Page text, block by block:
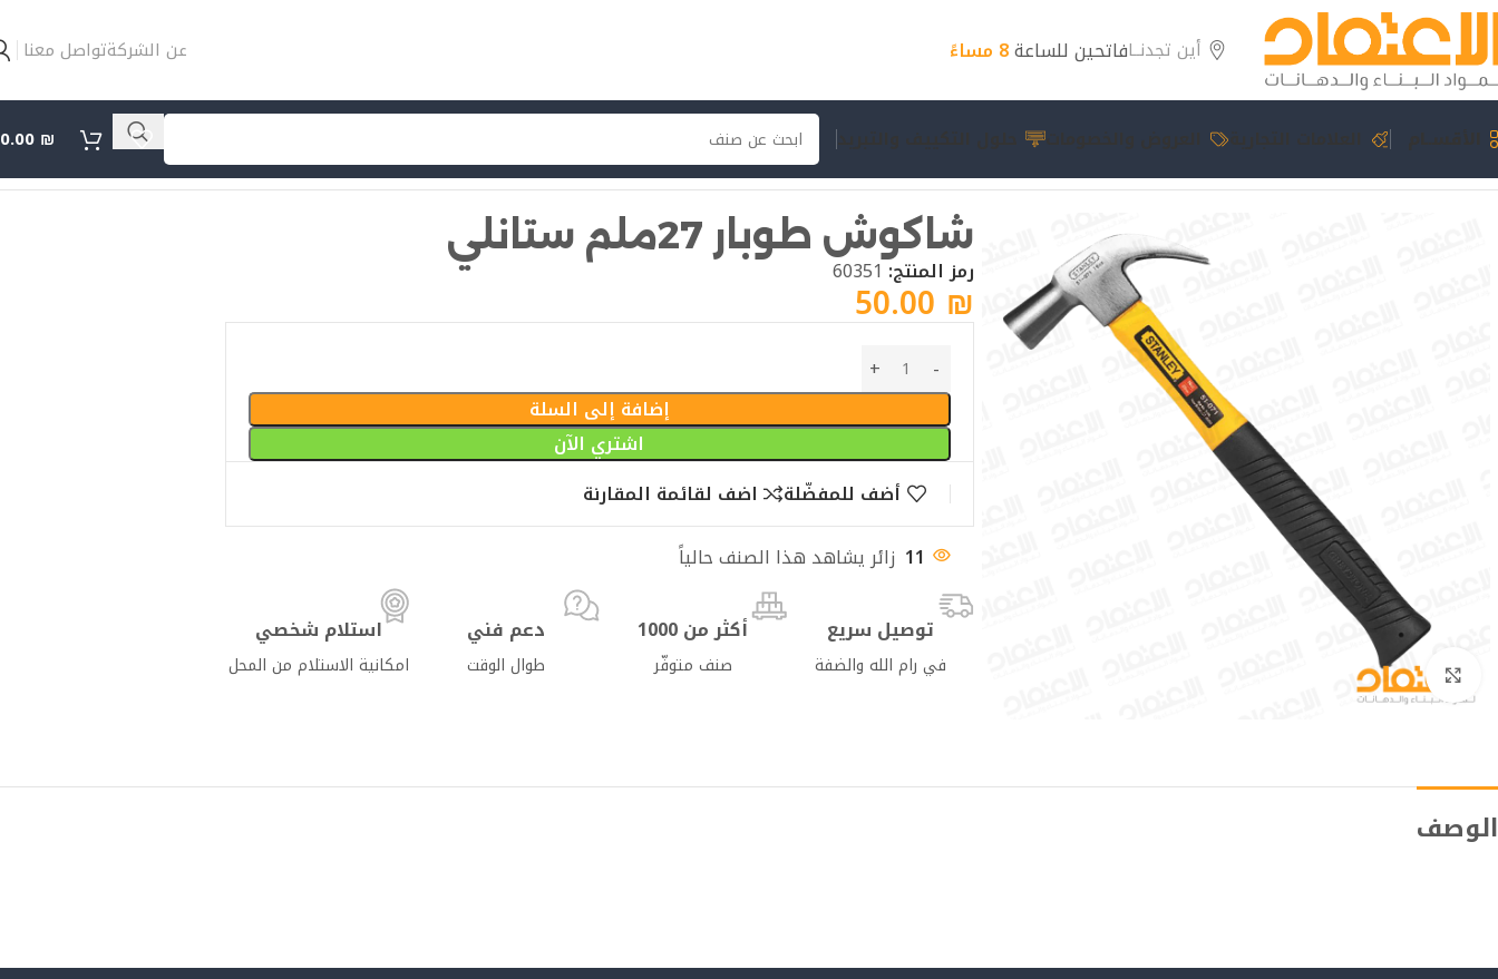
أين تجدنــافاتحين للساعة8 مساءً عن الشركةتواصل معنا
0.00 ₪
Click to enlarge
شاكوش طوبار 27ملم ستانلي
رمز المنتج:60351
50.00 ₪
إضافة إلى السلة
اشتري الآن
أضف للمفضّلة
اضف لقائمة المقارنة
11 زائر يشاهد هذا الصنف حالياً
توصيل سريع
في رام الله والضفة
أكثر من 1000
صنف متوفّر
دعم فني
طوال الوقت
استلام شخصي
امكانية الاستلام من المحل
الوصف